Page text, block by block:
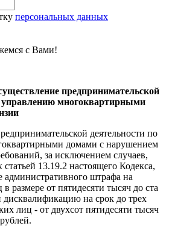
персональных данных
с Вами!
предпринимательской
управлению многоквартирными
деятельности по
домами с нарушением
за исключением случаев,
13.19.2 настоящего Кодекса,
административного штрафа на
размере от пятидесяти тысяч до ста
дисквалификацию на срок до трех
лиц - от двухсот пятидесяти тысяч